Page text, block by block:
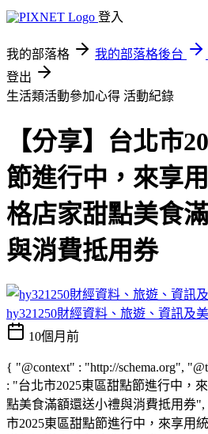
登入
我的部落格 我的部落格後台
登出
生活類活動參加心得 活動紀錄
【分享】台北市
節進行中，來享
格店家甜點美食
與消費抵用券
hy321250財經資料、旅遊、資訊及
10個月前
{ "@context" : "http://schema.org",
: "台北市2025東區甜點節進行中，
點美食滿額還送小禮與消費抵用券",
市2025東區甜點節進行中，來享用